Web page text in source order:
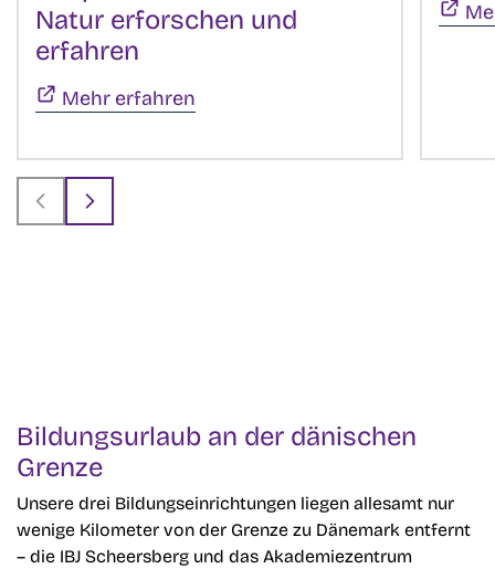
Natur erforschen und
erfahren
Mehr erfahren
Bildungsurlaub an der dänischen
Grenze
Unsere drei Bildungseinrichtungen liegen allesamt nur
wenige Kilometer von der Grenze zu Dänemark entfernt
– die IBJ Scheersberg und das Akademiezentrum